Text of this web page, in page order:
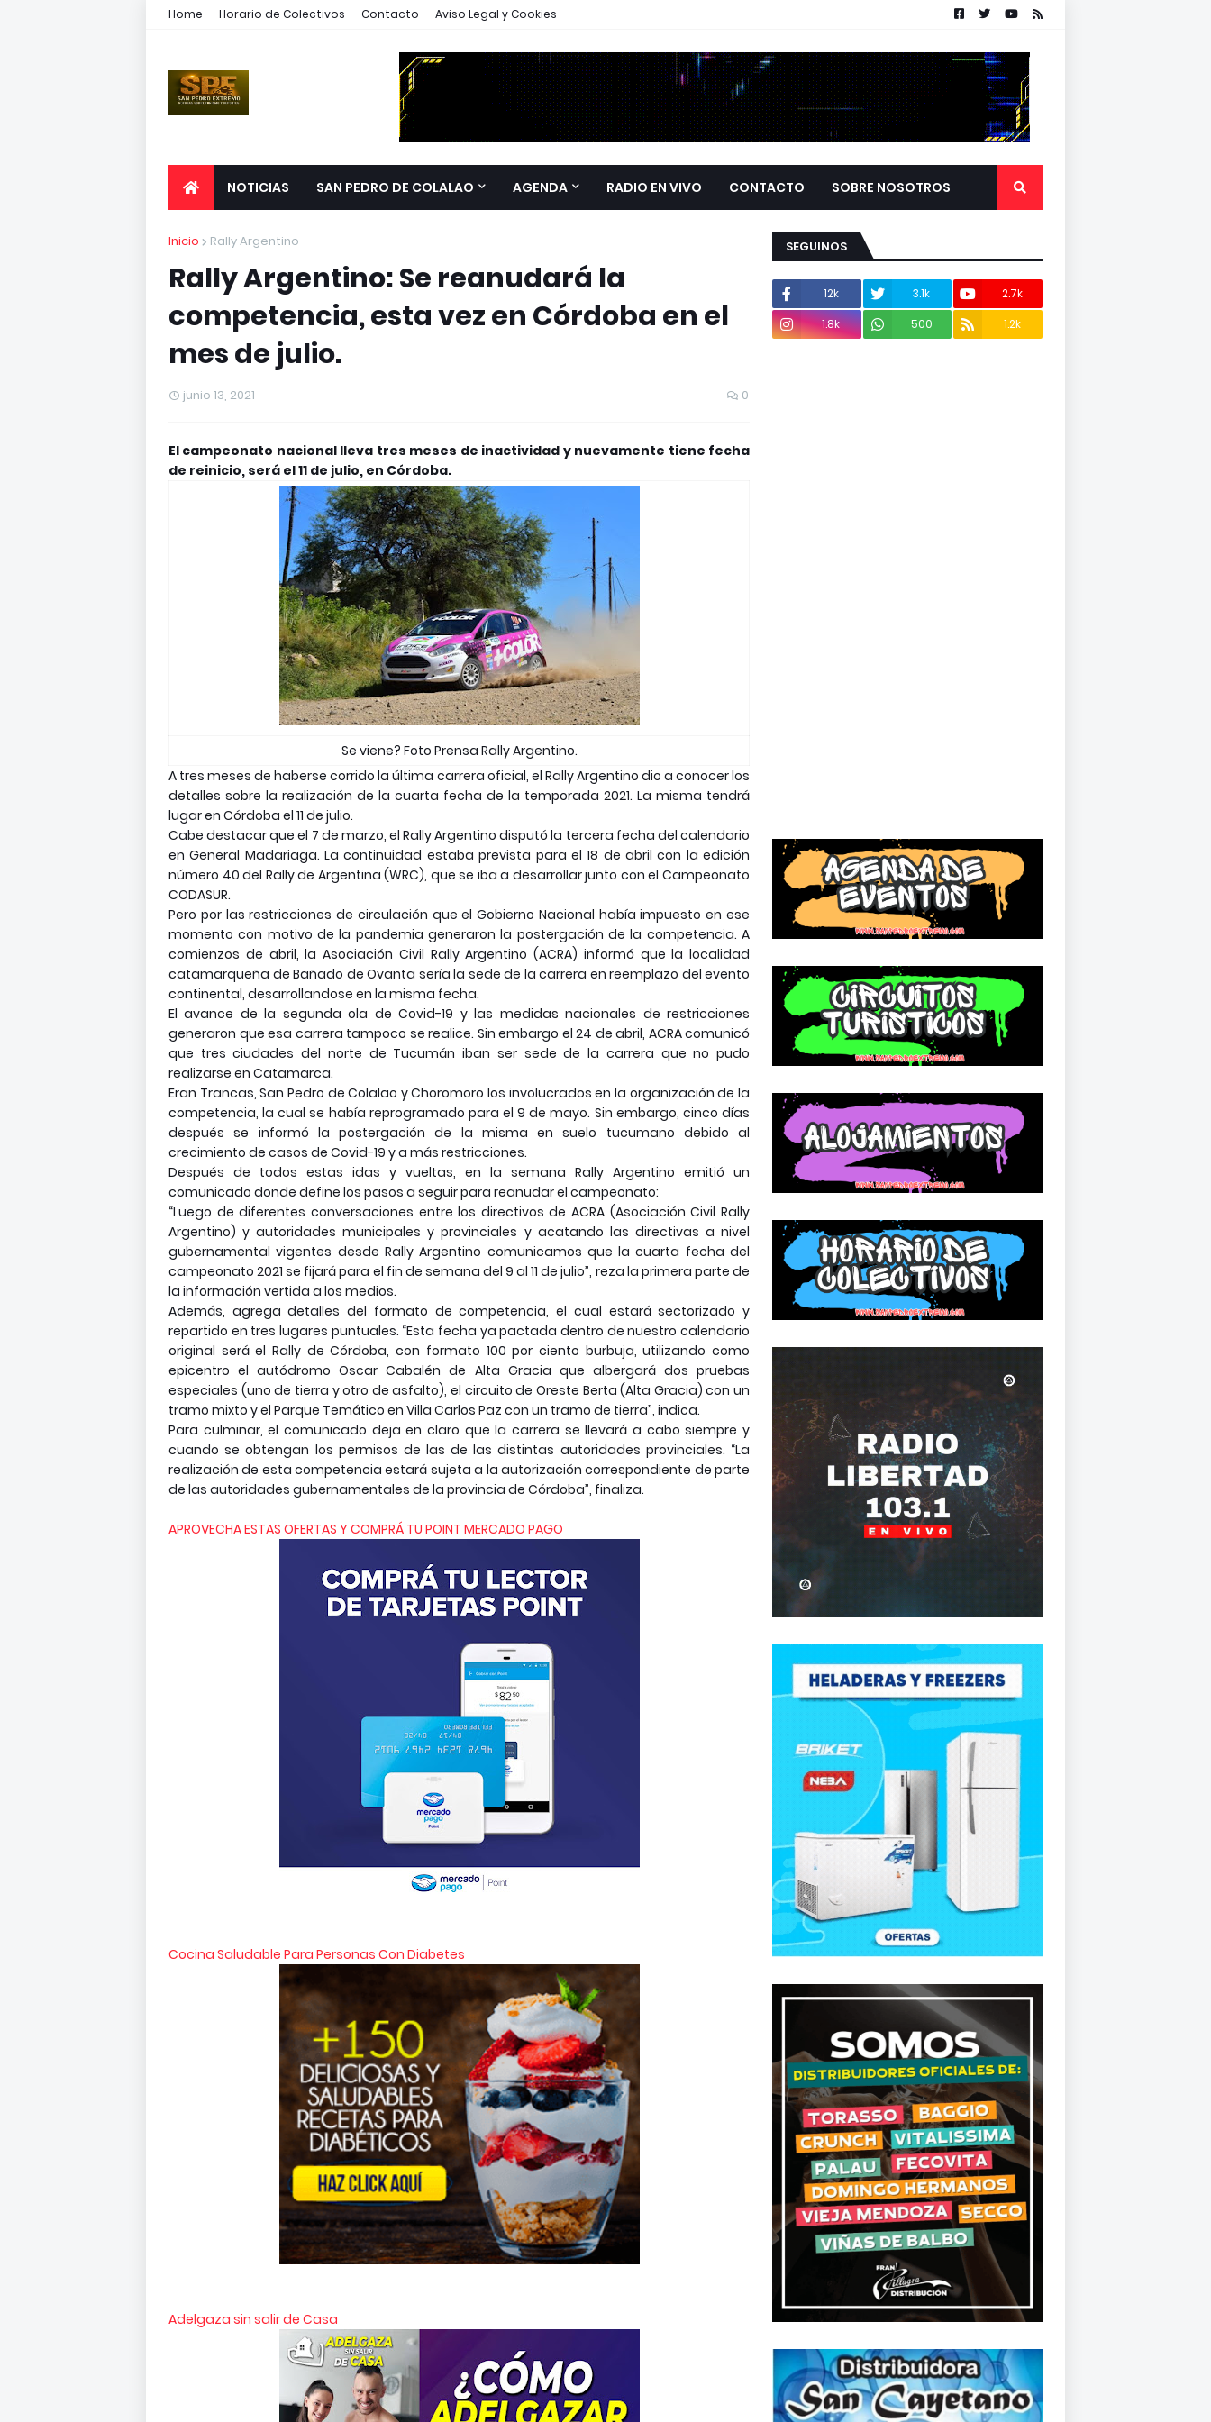
Home Horario de Colectivos Contacto Aviso Legal y Cookies
NOTICIAS SAN PEDRO DE COLALAO AGENDA RADIO EN VIVO CONTACTO SOBRE NOSOTROS
Inicio Rally Argentino
Rally Argentino: Se reanudará la
competencia, esta vez en Córdoba en el
mes de julio.
junio 13, 2021 0
El campeonato nacional lleva tres meses de inactividad y nuevamente tiene fecha
de reinicio, será el 11 de julio, en Córdoba.
Se viene? Foto Prensa Rally Argentino.
A tres meses de haberse corrido la última carrera oficial, el Rally Argentino dio a conocer los
detalles sobre la realización de la cuarta fecha de la temporada 2021. La misma tendrá
lugar en Córdoba el 11 de julio.
Cabe destacar que el 7 de marzo, el Rally Argentino disputó la tercera fecha del calendario
en General Madariaga. La continuidad estaba prevista para el 18 de abril con la edición
número 40 del Rally de Argentina (WRC), que se iba a desarrollar junto con el Campeonato
CODASUR.
Pero por las restricciones de circulación que el Gobierno Nacional había impuesto en ese
momento con motivo de la pandemia generaron la postergación de la competencia. A
comienzos de abril, la Asociación Civil Rally Argentino (ACRA) informó que la localidad
catamarqueña de Bañado de Ovanta sería la sede de la carrera en reemplazo del evento
continental, desarrollandose en la misma fecha.
El avance de la segunda ola de Covid-19 y las medidas nacionales de restricciones
generaron que esa carrera tampoco se realice. Sin embargo el 24 de abril, ACRA comunicó
que tres ciudades del norte de Tucumán iban ser sede de la carrera que no pudo
realizarse en Catamarca.
Eran Trancas, San Pedro de Colalao y Choromoro los involucrados en la organización de la
competencia, la cual se había reprogramado para el 9 de mayo. Sin embargo, cinco días
después se informó la postergación de la misma en suelo tucumano debido al
crecimiento de casos de Covid-19 y a más restricciones.
Después de todos estas idas y vueltas, en la semana Rally Argentino emitió un
comunicado donde define los pasos a seguir para reanudar el campeonato:
“Luego de diferentes conversaciones entre los directivos de ACRA (Asociación Civil Rally
Argentino) y autoridades municipales y provinciales y acatando las directivas a nivel
gubernamental vigentes desde Rally Argentino comunicamos que la cuarta fecha del
campeonato 2021 se fijará para el fin de semana del 9 al 11 de julio”, reza la primera parte de
la información vertida a los medios.
Además, agrega detalles del formato de competencia, el cual estará sectorizado y
repartido en tres lugares puntuales. “Esta fecha ya pactada dentro de nuestro calendario
original será el Rally de Córdoba, con formato 100 por ciento burbuja, utilizando como
epicentro el autódromo Oscar Cabalén de Alta Gracia que albergará dos pruebas
especiales (uno de tierra y otro de asfalto), el circuito de Oreste Berta (Alta Gracia) con un
tramo mixto y el Parque Temático en Villa Carlos Paz con un tramo de tierra”, indica.
Para culminar, el comunicado deja en claro que la carrera se llevará a cabo siempre y
cuando se obtengan los permisos de las de las distintas autoridades provinciales. “La
realización de esta competencia estará sujeta a la autorización correspondiente de parte
de las autoridades gubernamentales de la provincia de Córdoba”, finaliza.
APROVECHA ESTAS OFERTAS Y COMPRÁ TU POINT MERCADO PAGO
Cocina Saludable Para Personas Con Diabetes
Adelgaza sin salir de Casa
SEGUINOS
12k 3.1k
2.7k
1.8k
500 1.2k